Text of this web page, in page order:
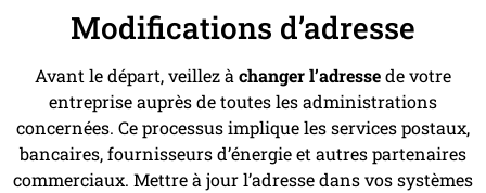
Modifications d’adresse
Avant le départ, veillez àchanger l’adressede votre
entreprise auprès de toutes les administrations
concernées. Ce processus implique les services postaux,
bancaires, fournisseurs d’énergie et autres partenaires
commerciaux. Mettre à jour l’adresse dans vos systèmes